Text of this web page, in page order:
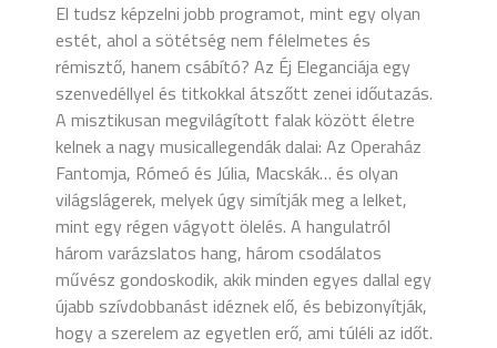
El tudsz képzelni jobb programot, mint egy olyan
estét, ahol a sötétség nem félelmetes és
rémisztő, hanem csábító? Az Éj Eleganciája egy
szenvedéllyel és titkokkal átszőtt zenei időutazás.
A misztikusan megvilágított falak között életre
kelnek a nagy musicallegendák dalai: Az Operaház
Fantomja, Rómeó és Júlia, Macskák… és olyan
világslágerek, melyek úgy simítják meg a lelket,
mint egy régen vágyott ölelés. A hangulatról
három varázslatos hang, három csodálatos
művész gondoskodik, akik minden egyes dallal egy
újabb szívdobbanást idéznek elő, és bebizonyítják,
hogy a szerelem az egyetlen erő, ami túléli az időt.